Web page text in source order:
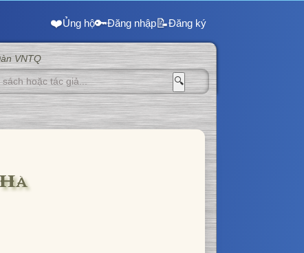
❤️Ủng hộ🔑Đăng nhập📝Đăng ký
VNTQ
🔍